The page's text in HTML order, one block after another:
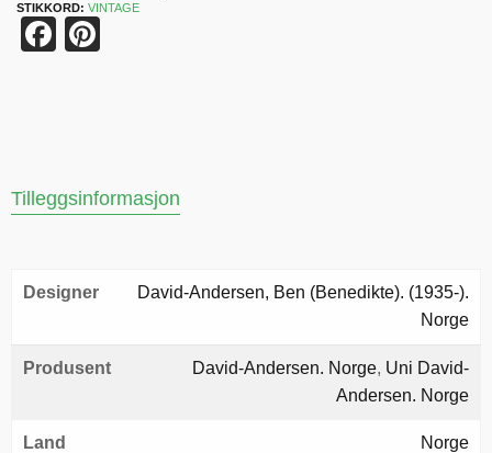
STIKKORD: VINTAGE
Facebook
Tilleggsinformasjon
Designer
David-Andersen, Ben (Benedikte). (1935-).
Norge
Produsent David-Andersen. Norge, Uni David-
Andersen. Norge
Land Norge